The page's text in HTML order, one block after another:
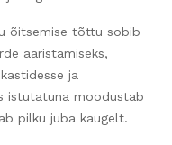
õitsemise tõttu sobib
ääristamiseks,
ja
istutatuna moodustab
pilku juba kaugelt.